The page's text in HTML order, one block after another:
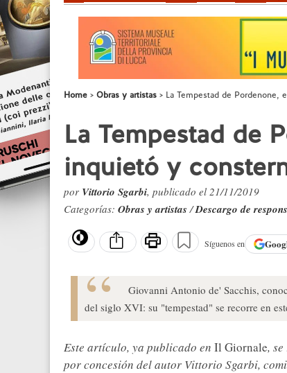
Home Obras y artistas La Tempestad de Pordenone,
La Tempestad de
inquietó y
por Vittorio Sgarbi, publicado el 21/11/2019
Categorías: Obras y artistas/Descargo de
Síguenos en
Giovanni Antonio de' Sacchis,
del siglo XVI: su "tempestad" se recorre en
Este artículo, ya publicado en Il Giornale,
por concesión del autor Vittorio Sgarbi,